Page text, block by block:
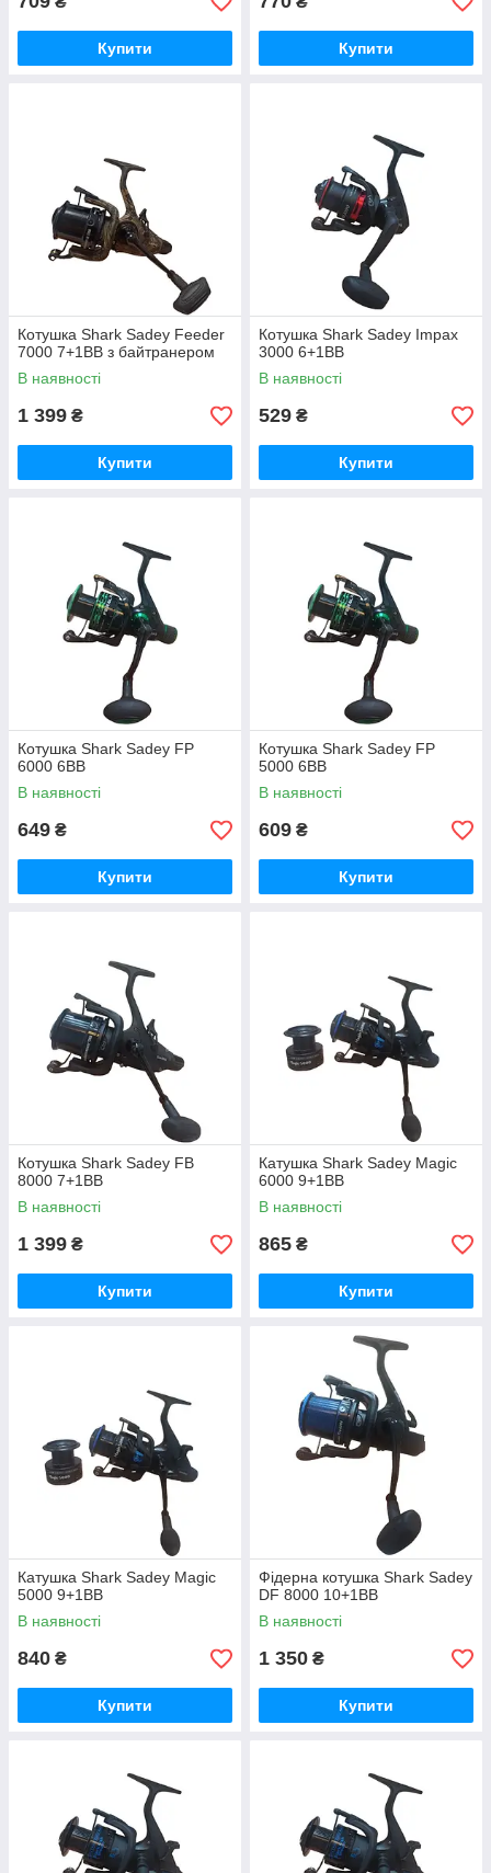
Купити Купити
Котушка Shark Sadey Feeder
7000 7+1BB з байтранером
В наявності
1 399 ₴
Купити
Котушка Shark Sadey Impax
3000 6+1ВВ
В наявності
529 ₴
Купити
Котушка Shark Sadey FP
6000 6ВВ
В наявності
649 ₴
Купити
Котушка Shark Sadey FP
5000 6ВВ
В наявності
609 ₴
Купити
Котушка Shark Sadey FB
8000 7+1ВВ
В наявності
1 399 ₴
Купити
Катушка Shark Sadey Magic
6000 9+1ВВ
В наявності
865 ₴
Купити
Катушка Shark Sadey Magic
5000 9+1ВВ
В наявності
840 ₴
Купити
Фідерна котушка Shark Sadey
DF 8000 10+1ВВ
В наявності
1 350 ₴
Купити